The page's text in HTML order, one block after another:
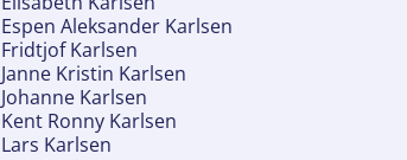
Espen Aleksander Karlsen
Fridtjof Karlsen
Janne Kristin Karlsen
Johanne Karlsen
Kent Ronny Karlsen
Lars Karlsen